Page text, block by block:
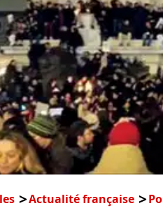
Actualité française